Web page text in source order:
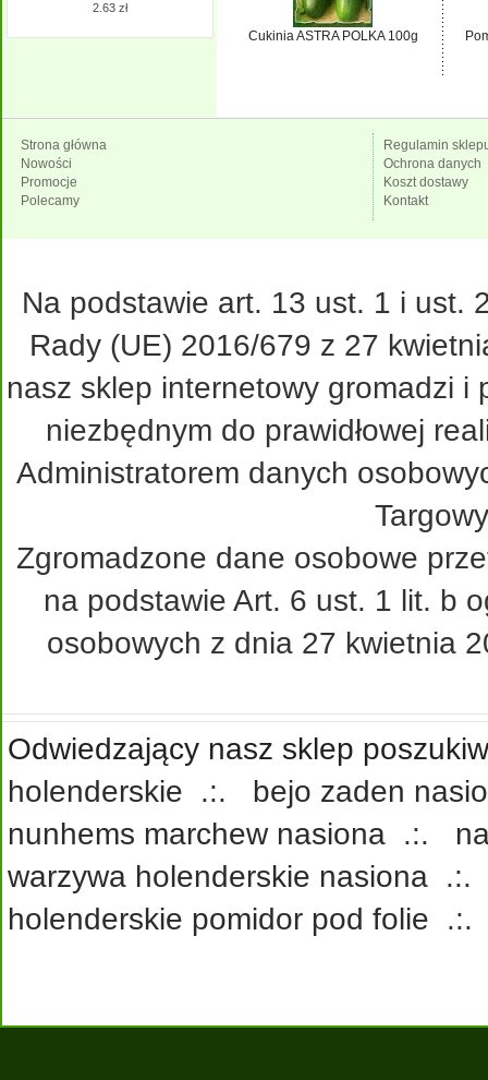
2.63 zł
Cukinia ASTRA POLKA 100g
Strona główna
Nowości
Promocje
Polecamy
Regulamin
Ochrona danych
Koszt dostawy
Kontakt
Na podstawie art. 13 ust. 1 i ust.
Rady (UE) 2016/679 z 27
nasz sklep internetowy gromadzi
niezbędnym do prawidłowej
Administratorem danych
Zgromadzone dane osobowe
na podstawie Art. 6 ust. 1 lit. b
osobowych z dnia 27 kwietnia
Odwiedzający nasz sklep
holenderskie .:. bejo zaden
nunhems marchew nasiona .:.
warzywa holenderskie nasiona
holenderskie pomidor pod folie